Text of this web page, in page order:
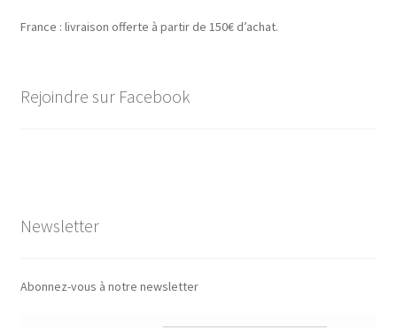
France : livraison offerte à partir de 150€ d’achat.
Rejoindre sur Facebook
Newsletter
Abonnez-vous à notre newsletter